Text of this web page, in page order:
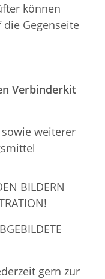
können
Gegenseite
Verbinderkit
weiterer
BILDERN
gern zur